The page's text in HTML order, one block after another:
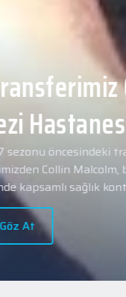
sezonu öncesindeki
Collin Malcolm,
kapsamlı sağlık
At